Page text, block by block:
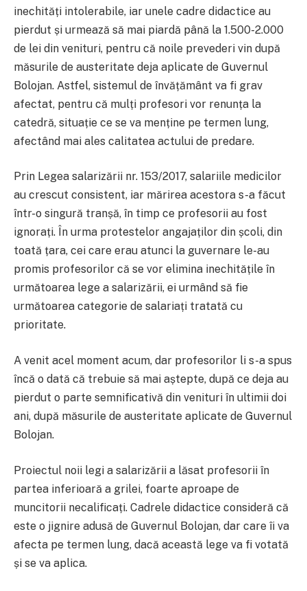
inechități intolerabile, iar unele cadre didactice au
pierdut și urmează să mai piardă până la 1.500-2.000
de lei din venituri, pentru că noile prevederi vin după
măsurile de austeritate deja aplicate de Guvernul
Bolojan. Astfel, sistemul de învățământ va fi grav
afectat, pentru că mulți profesori vor renunța la
catedră, situație ce se va menține pe termen lung,
afectând mai ales calitatea actului de predare.
Prin Legea salarizării nr. 153/2017, salariile medicilor
au crescut consistent, iar mărirea acestora s-a făcut
într-o singură tranșă, în timp ce profesorii au fost
ignorați. În urma protestelor angajaților din școli, din
toată țara, cei care erau atunci la guvernare le-au
promis profesorilor că se vor elimina inechitățile în
următoarea lege a salarizării, ei urmând să fie
următoarea categorie de salariați tratată cu
prioritate.
A venit acel moment acum, dar profesorilor li s-a spus
încă o dată că trebuie să mai aștepte, după ce deja au
pierdut o parte semnificativă din venituri în ultimii doi
ani, după măsurile de austeritate aplicate de Guvernul
Bolojan.
Proiectul noii legi a salarizării a lăsat profesorii în
partea inferioară a grilei, foarte aproape de
muncitorii necalificați. Cadrele didactice consideră că
este o jignire adusă de Guvernul Bolojan, dar care îi va
afecta pe termen lung, dacă această lege va fi votată
și se va aplica.